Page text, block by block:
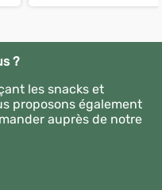
?
les snacks et
proposons également
auprès de notre